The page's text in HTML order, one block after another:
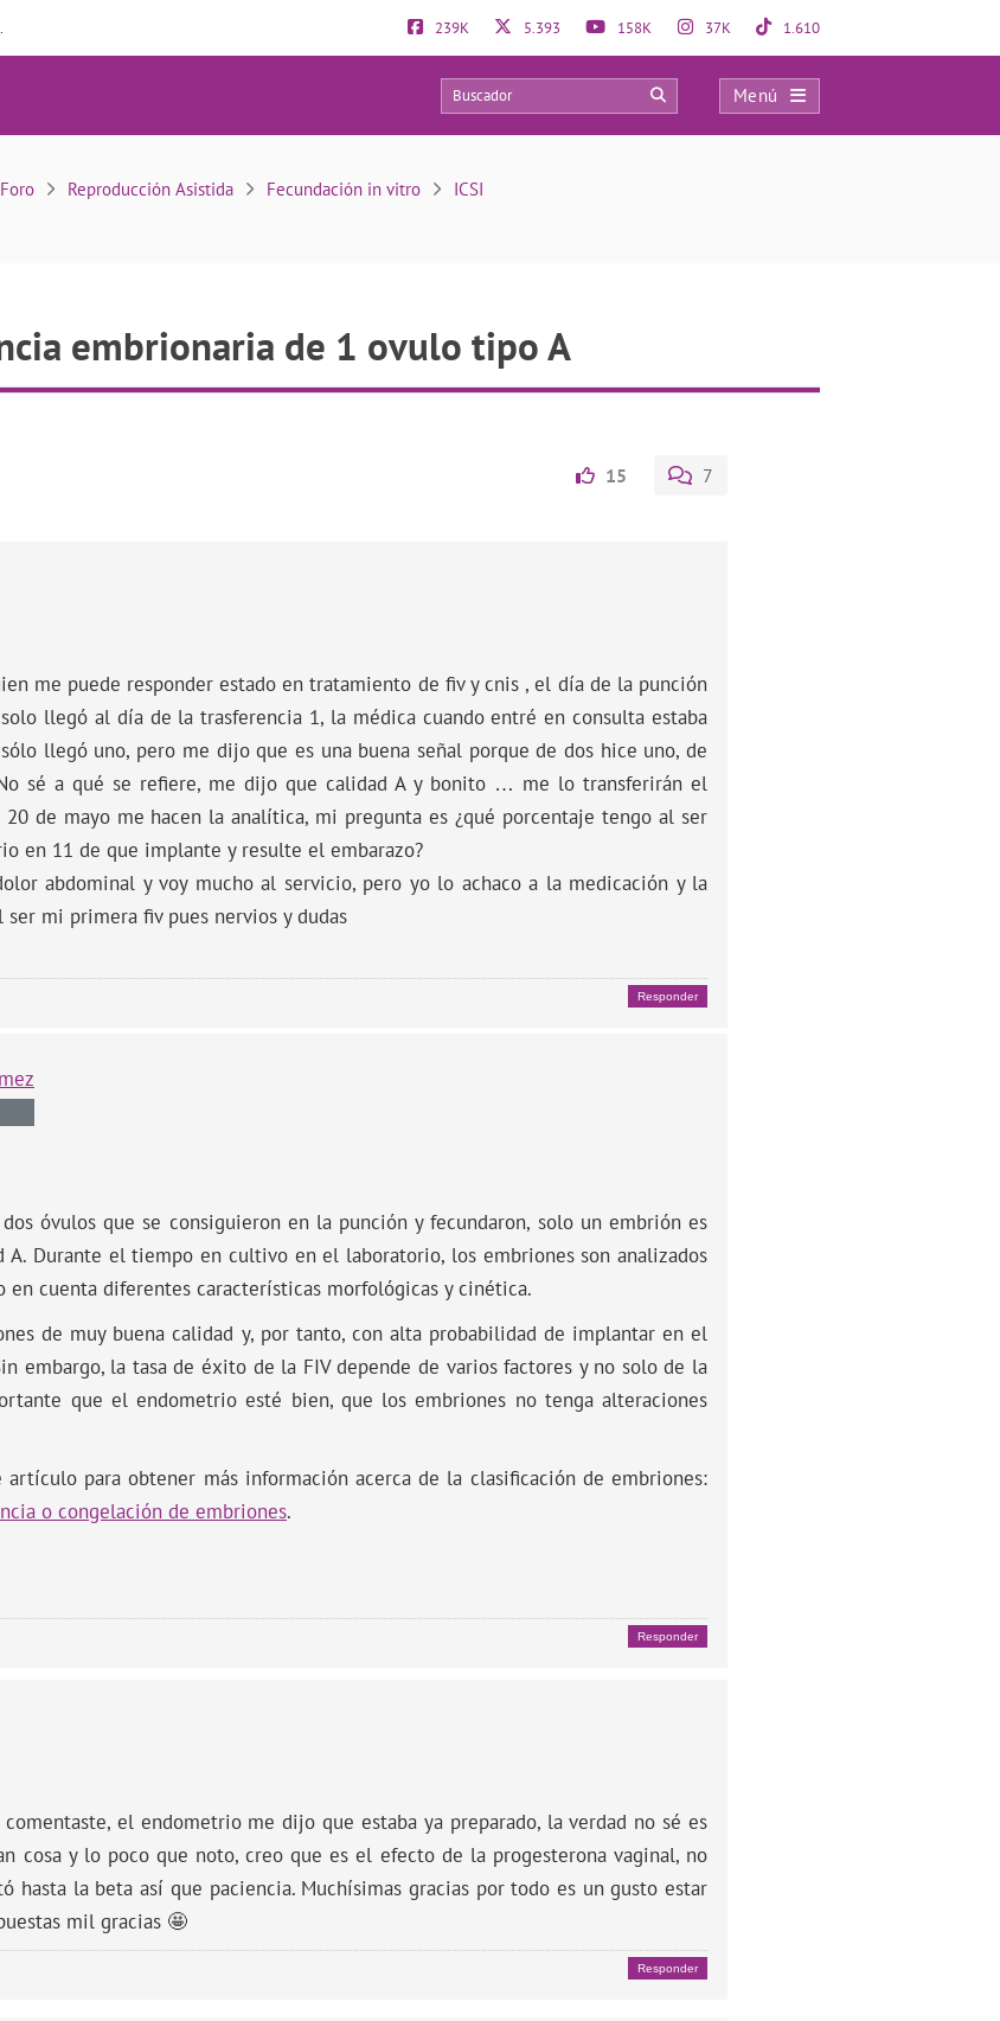
. 239K 5.393 158K 37K 1.610
Menú
embrionaria de 1 ovulo tipo A
8 0
Foro Reproducción Asistida Fecundación in vitro ICSI
embrionaria de 1 ovulo tipo A
15 7
me puede responder estado en tratamiento de fiv y cnis , el día de la punción
llegó al día de la trasferencia 1, la médica cuando entré en consulta estaba
llegó uno, pero me dijo que es una buena señal porque de dos hice uno, de
sé a qué se refiere, me dijo que calidad A y bonito … me lo transferirán el
de mayo me hacen la analítica, mi pregunta es ¿qué porcentaje tengo al ser
en 11 de que implante y resulte el embarazo?
abdominal y voy mucho al servicio, pero yo lo achaco a la medicación y la
ser mi primera fiv pues nervios y dudas
Responder
óvulos que se consiguieron en la punción y fecundaron, solo un embrión es
A. Durante el tiempo en cultivo en el laboratorio, los embriones son analizados
en cuenta diferentes características morfológicas y cinética.
de muy buena calidad y, por tanto, con alta probabilidad de implantar en el
embargo, la tasa de éxito de la FIV depende de varios factores y no solo de la
que el endometrio esté bien, que los embriones no tenga alteraciones
para obtener más información acerca de la clasificación de embriones:
o congelación de embriones.
Responder
el endometrio me dijo que estaba ya preparado, la verdad no sé es
cosa y lo poco que noto, creo que es el efecto de la progesterona vaginal, no
hasta la beta así que paciencia. Muchísimas gracias por todo es un gusto estar
mil gracias 🤩
Responder